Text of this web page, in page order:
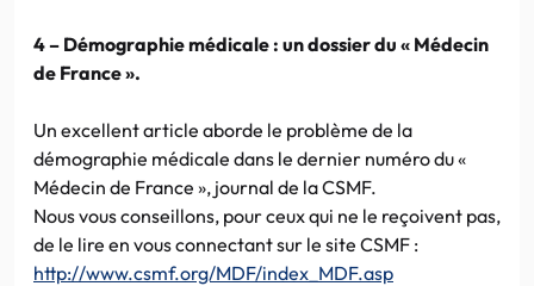
4 – Démographie médicale : un dossier du « Médecin
de France ».
Un excellent article aborde le problème de la
démographie médicale dans le dernier numéro du «
Médecin de France », journal de la CSMF.
Nous vous conseillons, pour ceux qui ne le reçoivent pas,
de le lire en vous connectant sur le site CSMF :
http://www.csmf.org/MDF/index_MDF.asp